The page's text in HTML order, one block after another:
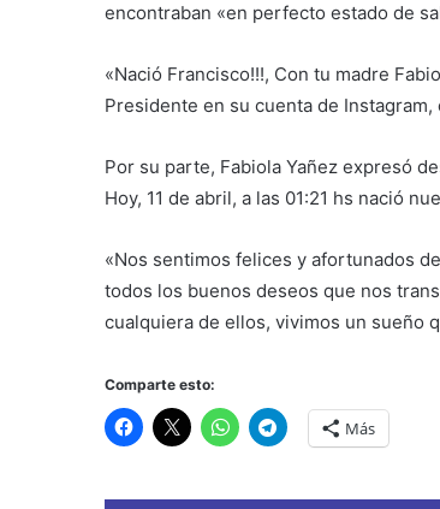
encontraban «en perfecto estado de
«Nació Francisco!!!, Con tu madre
Presidente en su cuenta de
Por su parte, Fabiola Yañez expresó
Hoy, 11 de abril, a las 01:21 hs nació
«Nos sentimos felices y afortunados
todos los buenos deseos que nos
cualquiera de ellos, vivimos un sueño
Comparte esto:
Más